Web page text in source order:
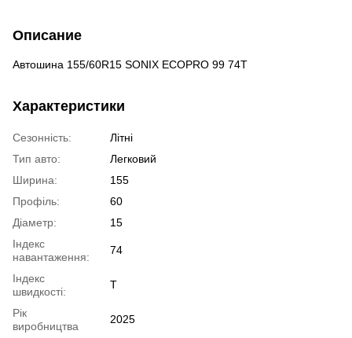
Описание
Автошина 155/60R15 SONIX ECOPRO 99 74T
Характеристики
Сезонність:
Літні
Тип авто:
Легковий
Ширина:
155
Профіль:
60
Діаметр:
15
Індекс
навантаження:
74
Індекс
швидкості:
T
Рік
виробництва
2025